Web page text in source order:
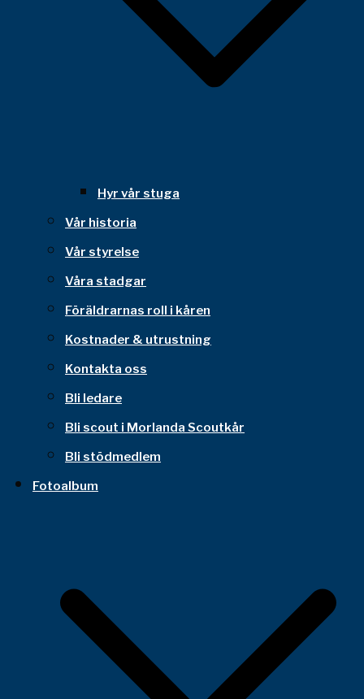
Hyr vår stuga
Vår historia
Vår styrelse
Våra stadgar
Föräldrarnas roll i kåren
Kostnader & utrustning
Kontakta oss
Bli ledare
Bli scout i Morlanda Scoutkår
Bli stödmedlem
Fotoalbum